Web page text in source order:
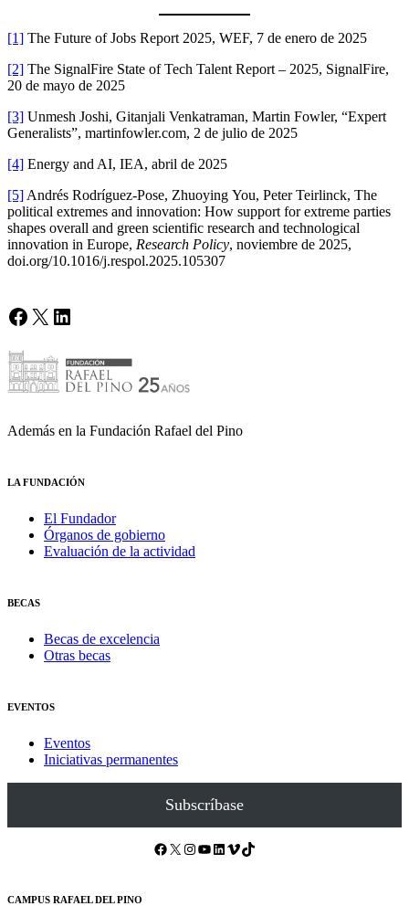
[1] The Future of Jobs Report 2025, WEF, 7 de enero de 2025
[2] The SignalFire State of Tech Talent Report – 2025, SignalFire,
20 de mayo de 2025
[3] Unmesh Joshi, Gitanjali Venkatraman, Martin Fowler, “Expert
Generalists”, martinfowler.com, 2 de julio de 2025
[4] Energy and AI, IEA, abril de 2025
[5] Andrés Rodríguez-Pose, Zhuoying You, Peter Teirlinck, The
political extremes and innovation: How support for extreme parties
shapes overall and green scientific research and technological
innovation in Europe, Research Policy, noviembre de 2025,
doi.org/10.1016/j.respol.2025.105307
Facebook
X LinkedIn
Además en la Fundación Rafael del Pino
LA FUNDACIÓN
El Fundador
Órganos de gobierno
Evaluación de la actividad
BECAS
Becas de excelencia
Otras becas
EVENTOS
Eventos
Iniciativas permanentes
Subscríbase
Facebook X Instagram YouTube LinkedIn Vimeo TikTok
CAMPUS RAFAEL DEL PINO